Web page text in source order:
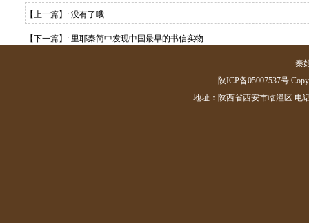
【上一篇】: 没有了哦
【下一篇】: 里耶秦简中发现中国最早的书信实物
秦
陕ICP备05007537号
地址：陕西省西安市临潼区 电